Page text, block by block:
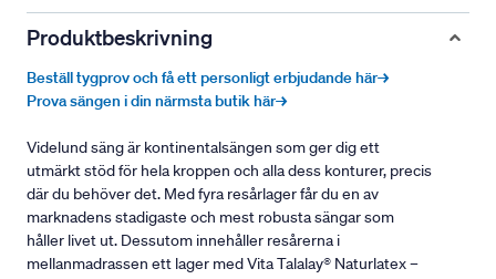
Produktbeskrivning
Beställ tygprov och få ett personligt erbjudande här→
Prova sängen i din närmsta butik här→
Videlund säng är kontinentalsängen som ger dig ett
utmärkt stöd för hela kroppen och alla dess konturer, precis
där du behöver det. Med fyra resårlager får du en av
marknadens stadigaste och mest robusta sängar som
håller livet ut. Dessutom innehåller resårerna i
mellanmadrassen ett lager med Vita Talalay® Naturlatex –